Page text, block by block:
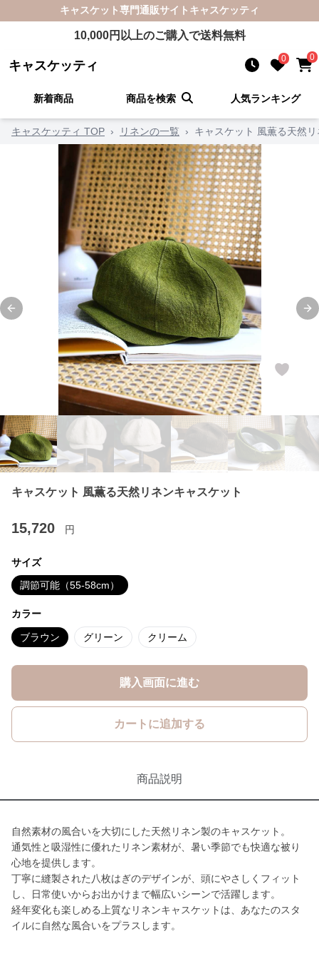
キャスケット専門通販サイト キャスケッティ
10,000円以上のご購入で送料無料
キャスケッティ 0 0
新着商品 商品を検索 人気ランキング
キャスケッティ TOP › リネンの一覧 › キャスケット 風薫る天然
Previous slide
キャスケット 風薫る天然リネンキャスケット
15,720 円
サイズ
調節可能（55-58cm）
カラー
ブラウン グリーン クリーム
購入画面に進む
カートに追加する
商品説明
自然素材の風合いを大切にした天然リネン製のキャスケット。
通気性と吸湿性に優れたリネン素材が、暑い季節でも快適な被り
心地を提供します。
丁寧に縫製された八枚はぎのデザインが、頭にやさしくフィット
し、日常使いからお出かけまで幅広いシーンで活躍します。
経年変化も楽しめる上質なリネンキャスケットは、あなたのスタ
イルに自然な風合いをプラスします。